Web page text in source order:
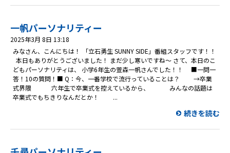
一帆パーソナリティー
2025年3月 8日 13:18
みなさん、こんにちは！ 「立石勇生 SUNNY SIDE」番組スタッフです！！
本日もありがとうございました！ まだ少し寒いですね～ さて、本日のこ
どもパーソナリティは、 小学6年生の萱森一帆さんでした！！ ■一問一
答！10の質問！■ Q：今、一番学校で流行っていることは？ →卒業
式界隈 六年生で卒業式を控えているから、 みんなの話題は
卒業式でもちきりなんだとか！ ...
続きを読む